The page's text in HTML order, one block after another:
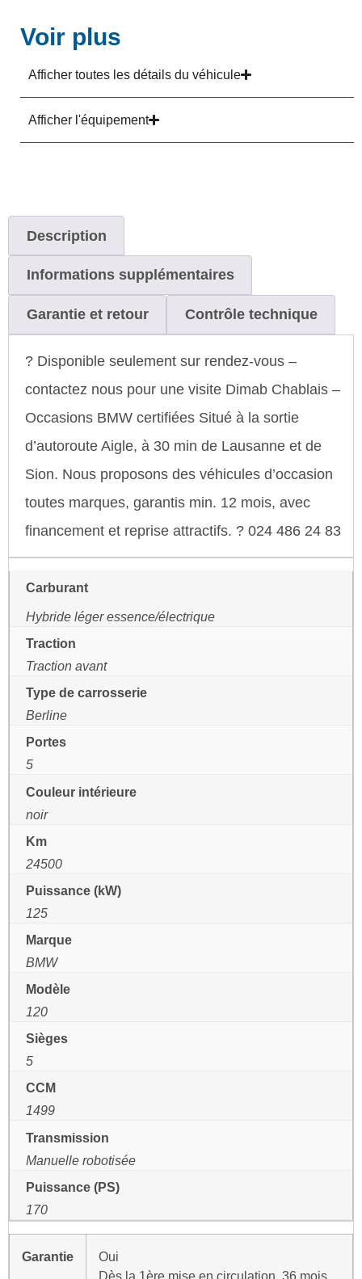
Voir plus
Afficher toutes les détails du véhicule
Afficher l'équipement
Description
Informations supplémentaires
Garantie et retour Contrôle technique
? Disponible seulement sur rendez-vous –
contactez nous pour une visite Dimab Chablais –
Occasions BMW certifiées Situé à la sortie
d’autoroute Aigle, à 30 min de Lausanne et de
Sion. Nous proposons des véhicules d’occasion
toutes marques, garantis min. 12 mois, avec
financement et reprise attractifs. ? 024 486 24 83
Carburant
Hybride léger essence/électrique
Traction
Traction avant
Type de carrosserie
Berline
Portes
5
Couleur intérieure
noir
Km
24500
Puissance (kW)
125
Marque
BMW
Modèle
120
Sièges
5
CCM
1499
Transmission
Manuelle robotisée
Puissance (PS)
170
Garantie
Oui
Dès la 1ère mise en circulation, 36 mois